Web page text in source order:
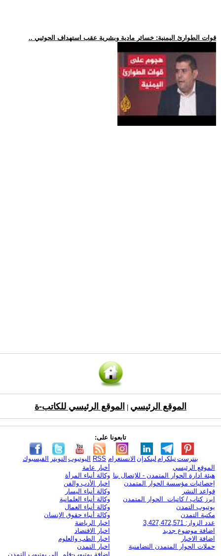
.. قوات الطوارئ اليمنية: خسائر مادية وبشرية عقب استهداف الحوثيي
الموقع الرئيسي الموقع الرئيسي للكاتب-ة
تابعونا على:
الفيسبوك التويتر اليوتيوب RSS الانستغرام لينكدإن تيلكرامبنترست
الموقع الرئيسي
هيئة ادارة الحوار المتمدن - للإتصال بنا
إحصائيات مؤسسة الحوار المتمدن
قواعد النشر
ابرز كتاب / كاتبات الحوار المتمدن
يوتيوب التمدن
مكتبة التمدن
عدد الزوار: 3,427,472,571
اضافة موضوع جديد
اضافة الاخبار
حملات الحوار المتمدن التضامنية
أخبار عامة
وكالة أنباء المرأة
اخبار الأدب والفن
وكالة أنباء اليسار
وكالة أنباء العلمانية
وكالة أنباء العمال
وكالة أنباء حقوق الإنسان
اخبار الرياضة
اخبار الاقتصاد
اخبار الطب والعلوم
اخبار التمدن
إضافة يوتيوب-فلم إلى يوتيوب التمدن